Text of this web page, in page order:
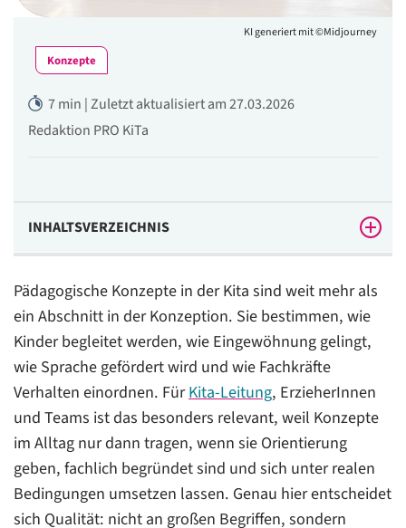
KI generiert mit ©Midjourney
Konzepte
7 min | Zuletzt aktualisiert am 27.03.2026
Redaktion PRO KiTa
INHALTSVERZEICHNIS
müssen
Warum Konzepte für Kita-Leitung und Teams im Alltag
so wichtig sind
Das Bild vom Kind steht im Zentrum jedes
pädagogischen Konzepts
Eingewöhnung ist kein Detail, sondern ein zentrales
Konzept der Kita-Pädagogik
Sprachbildung ist kein Zusatzangebot, sondern Kern
Pädagogische Konzepte in der Kita sind weit mehr als
ein Abschnitt in der Konzeption. Sie bestimmen, wie
Kinder begleitet werden, wie Eingewöhnung gelingt,
wie Sprache gefördert wird und wie Fachkräfte
Verhalten einordnen. FürKita-Leitung, ErzieherInnen
und Teams ist das besonders relevant, weil Konzepte
im Alltag nur dann tragen, wenn sie Orientierung
geben, fachlich begründet sind und sich unter realen
Bedingungen umsetzen lassen. Genau hier entscheidet
sich Qualität: nicht an großen Begriffen, sondern